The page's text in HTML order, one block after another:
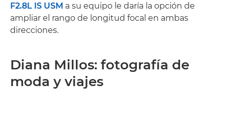
F2.8L IS USM a su equipo le daría la opción de
ampliar el rango de longitud focal en ambas
direcciones.
Diana Millos: fotografía de
moda y viajes